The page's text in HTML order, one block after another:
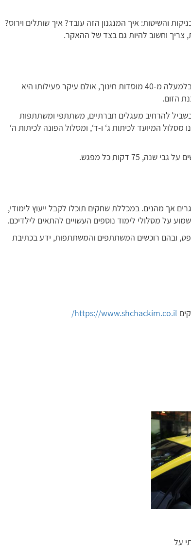
והשיטות: איך המנגנון הזה עובד? איך שותלים וירוס?
צריך וחשוב להיות גם בצד של ההאקר.
חוג הסייבר של מכללת שחקים מתקיים בלמעלה מ-40 מוסדות חינוך, אולם עיקר פעילותו היא
להרחיב מעגלים חברתיים, משתתפי ומשתתפות
המיועד לכיתות ג‘ ו-ד‘, ומסלול הפונה לכיתות ה‘
אך מהנים. במכללת שחקים תוכלו לקבל ייעוץ לימודי,
על מסלולי לימוד נוספים העשויים להתאים לילדיכם.
ובהם רוכשים המשתתפים והמשתתפות, ידע בכתיבת
https://www.shchackim.co.il/
על